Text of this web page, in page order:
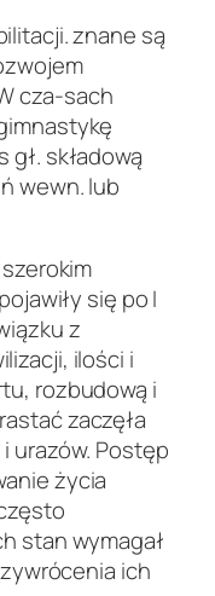
znane są
cza-sach
gł. składową
wewn. lub
się po I
z
ilości i
rozbudową i
zaczęła
urazów. Postęp
życia
stan wymagał
ich